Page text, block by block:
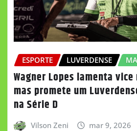
ESPORTE LUVERDENSE
Wagner Lopes lamenta
mas promete um
na Série D
Vilson Zeni mar 9, 2026